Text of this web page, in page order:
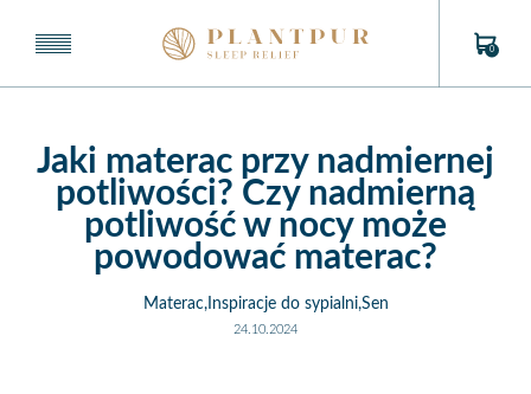
0
Jaki materac przy nadmiernej
potliwości? Czy nadmierną
potliwość w nocy może
powodować materac?
Materac,Inspiracje do sypialni,Sen
24.10.2024